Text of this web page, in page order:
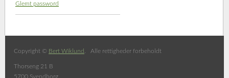
Glemt password
Copyright © Bert Wiklund . Alle rettigheder forbeholdt
Thorseng 21 B
5700 Svendborg